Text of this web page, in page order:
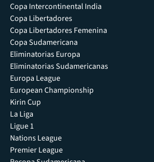
Copa Intercontinental India
Copa Libertadores
Copa Libertadores Femenina
Copa Sudamericana
Eliminatorias Europa
Eliminatorias Sudamericanas
Europa League
European Championship
Kirin Cup
La Liga
Ligue 1
Nations League
Premier League